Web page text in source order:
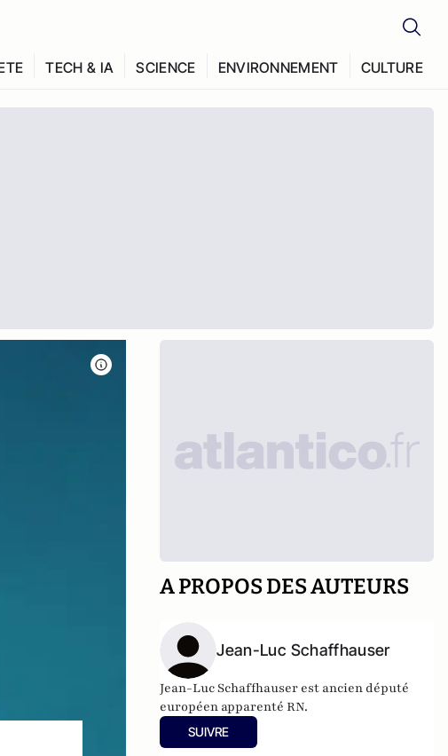
TECH & IA SCIENCE ENVIRONNEMENT CULTURE
A PROPOS DES AUTEURS
Jean-Luc Schaffhauser
Jean-Luc Schaffhauser est ancien député
européen apparenté RN.
SUIVRE